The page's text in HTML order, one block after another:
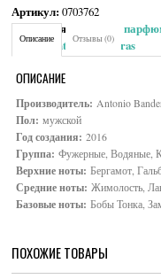
Артикул:0703762
Категория:
Мужская
Brand:Antonio Banderas
Описание Отзывы (0)
ОПИСАНИЕ
Производитель: Antonio
Пол: мужской
Год создания: 2016
Группа: Фужерные, Водяные,
Верхние ноты: Бергамот,
Средние ноты: Жимолость,
Базовые ноты:Бобы Тонка,
ПОХОЖИЕ ТОВАРЫ